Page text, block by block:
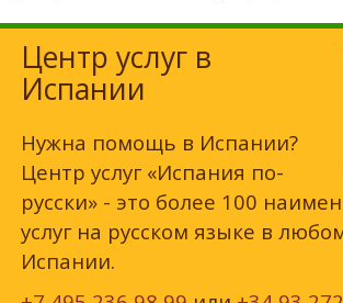
Центр услуг в
Испании
Нужна помощь в Испании?
Центр услуг «Испания по-
русски» - это более 100
услуг на русском языке в
Испании.